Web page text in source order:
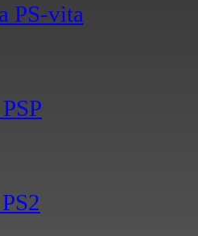
PS-vita